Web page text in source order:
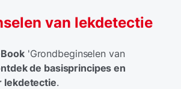
van lekdetectie
'Grondbeginselen van
de basisprincipes en
lekdetectie.